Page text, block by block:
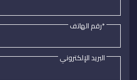
*رقم الهاتف
البريد الإلكتروني